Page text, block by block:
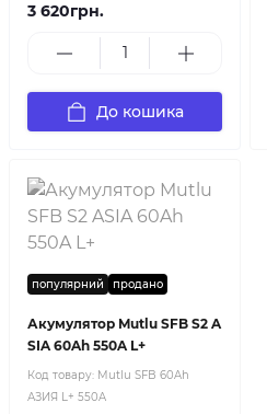
3 620грн.
До кошика
популярний продано
Акумулятор Mutlu SFB S2 A
SIA 60Ah 550A L+
Код товару: Mutlu SFB 60Ah
АЗИЯ L+ 550A